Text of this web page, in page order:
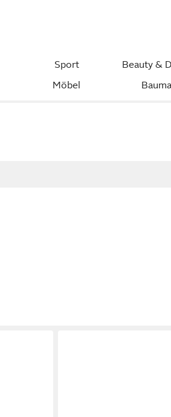
Sport
Beauty &
Möbel